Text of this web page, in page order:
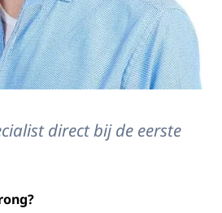
direct bij de eerste